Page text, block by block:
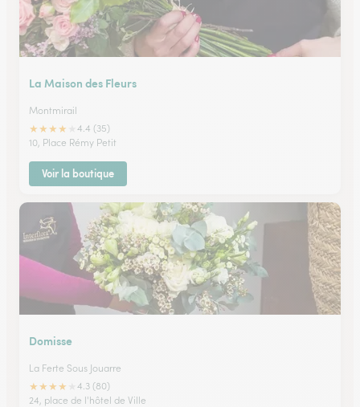
La Maison des Fleurs
Montmirail
★★★★
4.4 (35)
10, Place Rémy Petit
Voir la boutique
Domisse
La Ferte Sous Jouarre
★★★★
4.3 (80)
24, place de l'hôtel de Ville